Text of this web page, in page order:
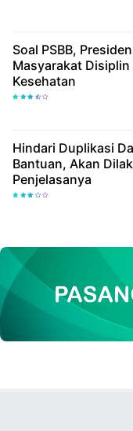
Soal PSBB,
Masyarakat
Kesehatan
Hindari Duplikasi
Bantuan, Akan
Penjelasanya